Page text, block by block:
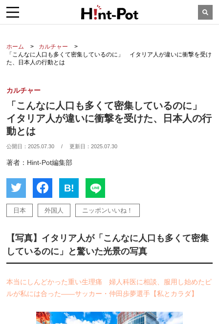
ホーム
カルチャー
「こんなに人口も多くて密集しているのに」 イタリア人が違いに衝撃を受け
た、日本人の行動とは
カルチャー
「こんなに人口も多くて密集しているのに」
イタリア人が違いに衝撃を受けた、日本人の行
動とは
公開日：2025.07.30 / 更新日：2025.07.30
著者：Hint-Pot編集部
B!
日本 外国人 ニッポンいいね！
【写真】イタリア人が「こんなに人口も多くて密集
しているのに」と驚いた光景の写真
本当にしんどかった重い生理痛 婦人科医に相談、服用し始めたピ
ルが私には合った――サッカー・仲田歩夢選手【私とカラダ】